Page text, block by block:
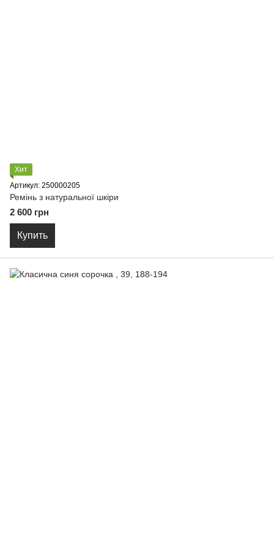
Хит
Артикул: 250000205
Ремінь з натуральної шкіри
2 600 грн
Купить